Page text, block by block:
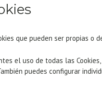
que pueden ser propias o
el uso de todas las
puedes configurar